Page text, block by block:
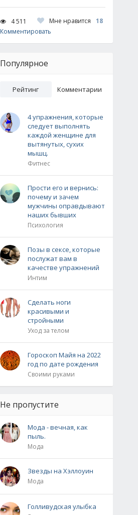
4 511 Мне нравится
18
Комментировать
Популярное
Рейтинг Комментарии
4 упражнения, которые
следует выполнять
каждой женщине для
вытянутых, сухих
мышц.
Фитнес
Прости его и вернись:
почему и зачем
мужчины оправдывают
наших бывших
Психология
Позы в сексе, которые
послужат вам в
качестве упражнений
Интим
Сделать ноги
красивыми и
стройными
Уход за телом
Гороскоп Майя на 2022
год по дате рождения
Своими руками
Не пропустите
Мода - вечная, как
пыль.
Мода
Звезды на Хэллоуин
Мода
Голливудская улыбка